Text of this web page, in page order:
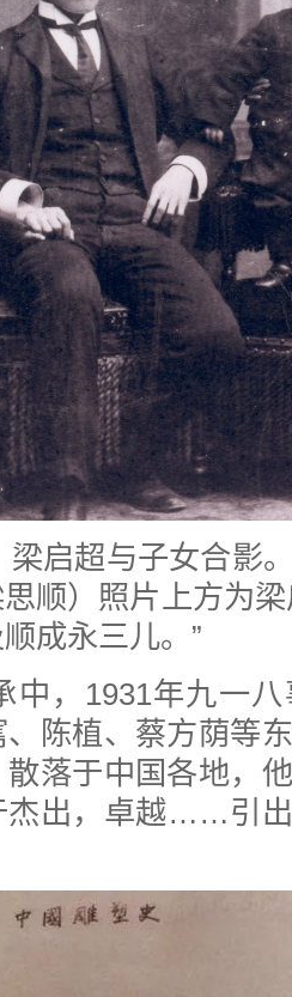
梁启超与子女合影
顺）照片上方为
成永三儿。”
，1931年九一八
陈植、蔡方荫等
落于中国各地，
杰出，卓越……引